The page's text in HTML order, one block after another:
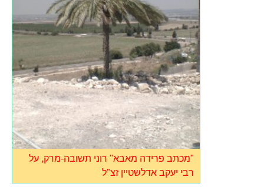
"מכתב פרידה מאבא" רוני תשובה-מרק, על
רבי יעקב אדלשטיין זצ"ל